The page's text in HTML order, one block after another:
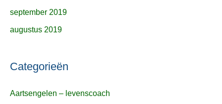
september 2019
augustus 2019
Categorieën
Aartsengelen – levenscoach